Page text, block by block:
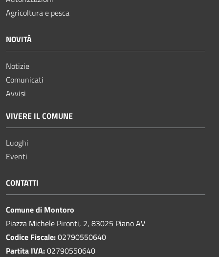
Agricoltura e pesca
NOVITÀ
Notizie
Comunicati
Avvisi
VIVERE IL COMUNE
Luoghi
Eventi
CONTATTI
Comune di Montoro
Piazza Michele Pironti, 2, 83025 Piano AV
Codice Fiscale:02790550640
Partita IVA:02790550640